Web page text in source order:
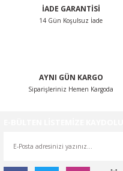
İADE GARANTİSİ
14 Gün Koşulsuz İade
AYNI GÜN KARGO
Siparişleriniz Hemen Kargoda